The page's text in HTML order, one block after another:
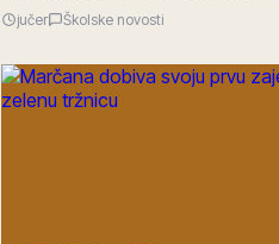
jučer Školske novosti